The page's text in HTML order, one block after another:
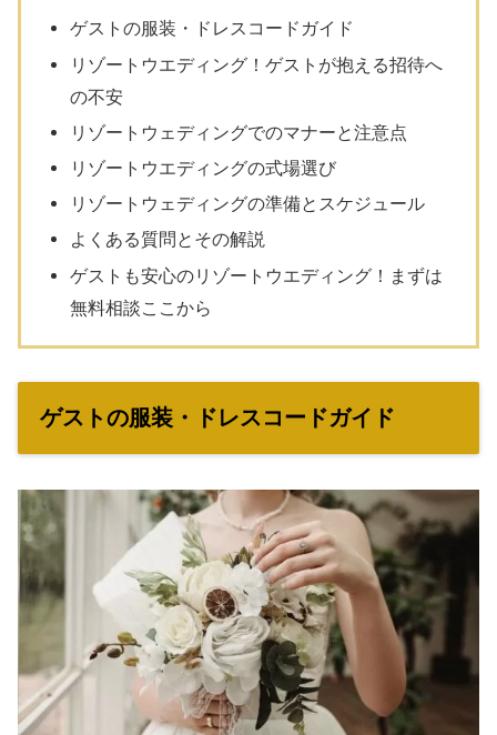
ゲストの服装・ドレスコードガイド
リゾートウエディング！ゲストが抱える招待へ
の不安
リゾートウェディングでのマナーと注意点
リゾートウエディングの式場選び
リゾートウェディングの準備とスケジュール
よくある質問とその解説
ゲストも安心のリゾートウエディング！まずは
無料相談ここから
ゲストの服装・ドレスコードガイド